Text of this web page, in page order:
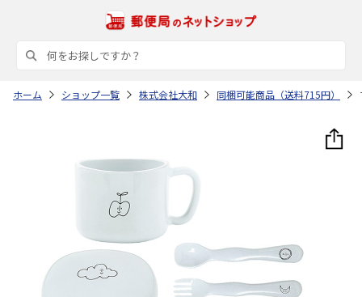
ホーム ショップ一覧 株式会社大和 同梱可能商品（送料715円）